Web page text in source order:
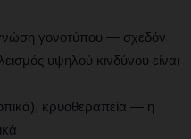
γνώση γονοτύπου — σχεδόν
υψηλού κινδύνου είναι
κρυοθεραπεία — η